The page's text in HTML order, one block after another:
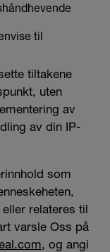
til
tiltakene
uten
av
av din IP-
som
relateres til
varsle Oss på
, og angi